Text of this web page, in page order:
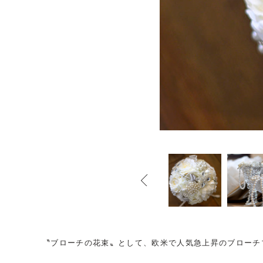
〝ブローチの花束〟として、欧米で人気急上昇のブロー